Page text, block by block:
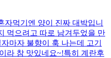
자먹기엔 양이 진짜 대박입니
먹으려고 따로 남겨두었을 만
마자 불향이 훅 나는데 고기
라 참 맛있네요~!특히 계란후